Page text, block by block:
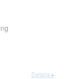
Details ▸